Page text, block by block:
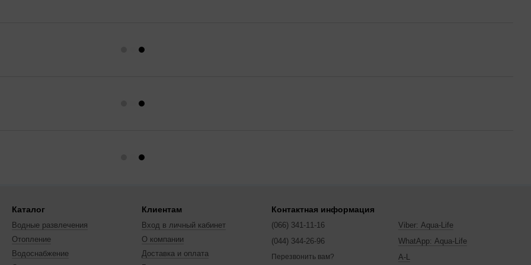
Каталог
Водные развлечения
Отопление
Водоснабжение
Клиентам
Вход в личный кабинет
О компании
Доставка и оплата
Контактная информация
(066) 341-11-16
(044) 344-26-96
Перезвонить вам?
Viber: Aqua-Life
WhatApp: Aqua-Life
A-L